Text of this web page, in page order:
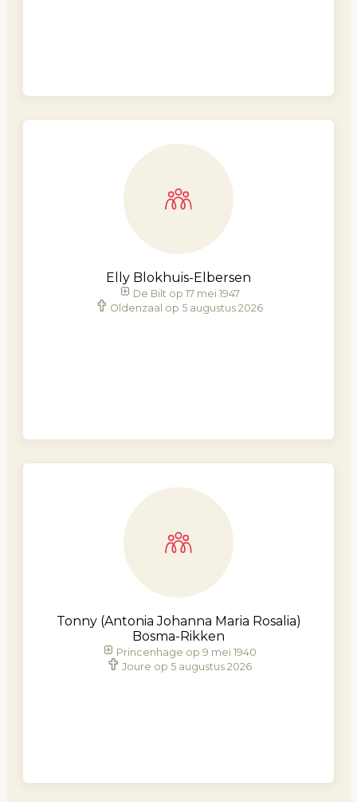
Elly Blokhuis-Elbersen
De Bilt op 17 mei 1947
Oldenzaal op 5 augustus 2026
Tonny (Antonia Johanna Maria Rosalia)
Bosma-Rikken
Princenhage op 9 mei 1940
Joure op 5 augustus 2026